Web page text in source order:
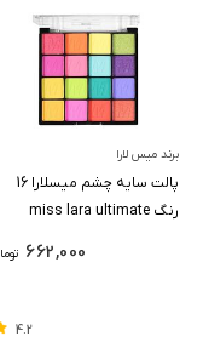
برند میس لارا
پالت سایه چشم میسلارا 16
رنگ miss lara ultimate
662,000
4.2